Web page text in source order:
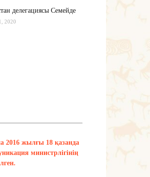
делегациясы Семейде
2020
2016 жылғы 18 қазанда
министрлігінің